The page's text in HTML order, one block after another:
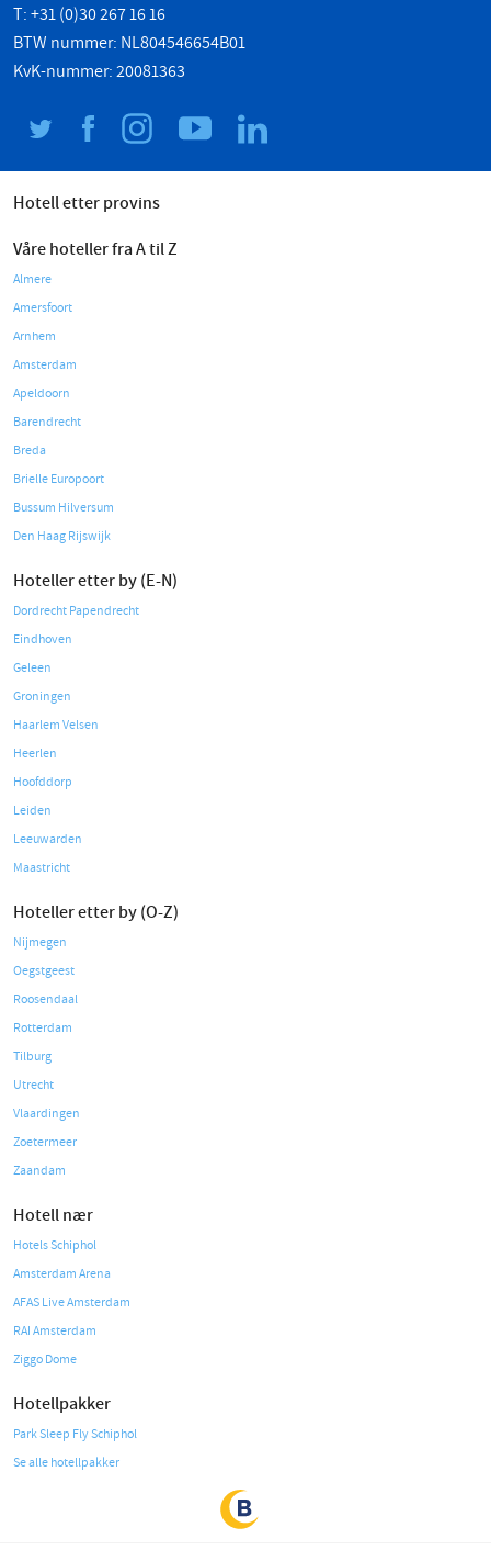
T: +31 (0)30 267 16 16
BTW nummer: NL804546654B01
KvK-nummer: 20081363
Hotell etter provins
Våre hoteller fra A til Z
Almere
Amersfoort
Arnhem
Amsterdam
Apeldoorn
Barendrecht
Breda
Brielle Europoort
Bussum Hilversum
Den Haag Rijswijk
Hoteller etter by (E-N)
Dordrecht Papendrecht
Eindhoven
Geleen
Groningen
Haarlem Velsen
Heerlen
Hoofddorp
Leiden
Leeuwarden
Maastricht
Hoteller etter by (O-Z)
Nijmegen
Oegstgeest
Roosendaal
Rotterdam
Tilburg
Utrecht
Vlaardingen
Zoetermeer
Zaandam
Hotell nær
Hotels Schiphol
Amsterdam Arena
AFAS Live Amsterdam
RAI Amsterdam
Ziggo Dome
Hotellpakker
Park Sleep Fly Schiphol
Se alle hotellpakker